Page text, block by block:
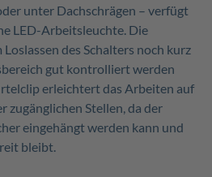
unter Dachschrägen – verfügt
LED-Arbeitsleuchte. Die
des Schalters noch kurz
gut kontrolliert werden
erleichtert das Arbeiten auf
zugänglichen Stellen, da der
eingehängt werden kann und
bleibt.